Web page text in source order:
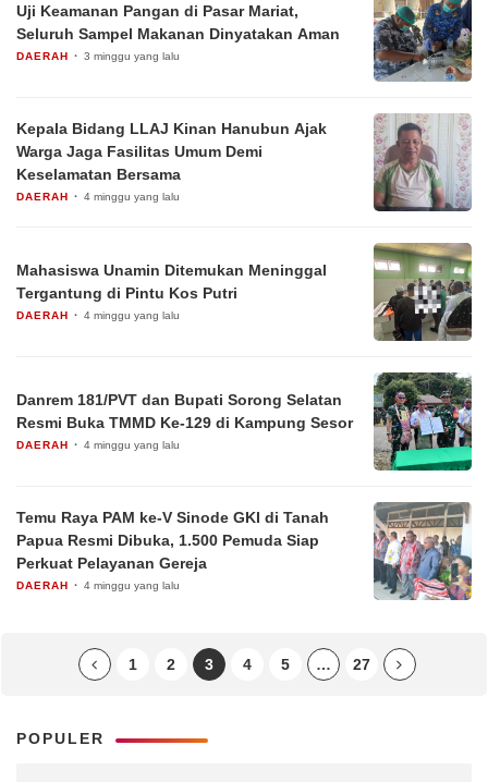
Uji Keamanan Pangan di Pasar Mariat,
Seluruh Sampel Makanan Dinyatakan Aman
DAERAH 3 minggu yang lalu
Kepala Bidang LLAJ Kinan Hanubun Ajak
Warga Jaga Fasilitas Umum Demi
Keselamatan Bersama
DAERAH 4 minggu yang lalu
Mahasiswa Unamin Ditemukan Meninggal
Tergantung di Pintu Kos Putri
DAERAH 4 minggu yang lalu
Danrem 181/PVT dan Bupati Sorong Selatan
Resmi Buka TMMD Ke-129 di Kampung Sesor
DAERAH 4 minggu yang lalu
Temu Raya PAM ke-V Sinode GKI di Tanah
Papua Resmi Dibuka, 1.500 Pemuda Siap
Perkuat Pelayanan Gereja
DAERAH 4 minggu yang lalu
1 2 3 4 5 … 27
POPULER